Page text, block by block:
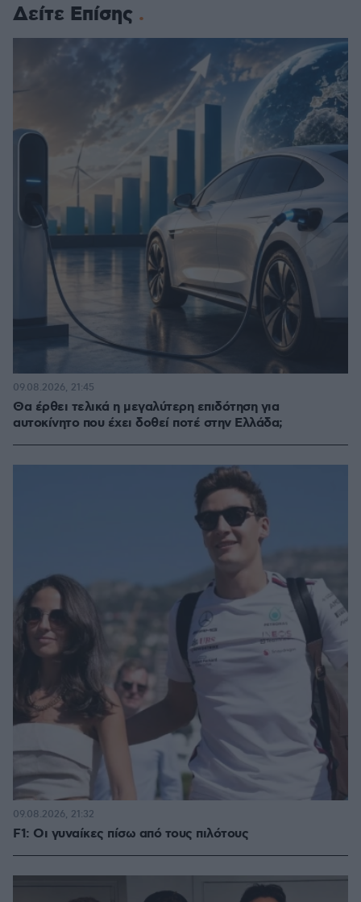
Δείτε Επίσης
Θα έρθει τελικά η μεγαλύτερη επιδότηση για
αυτοκίνητο που έχει δοθεί ποτέ στην Ελλάδα;
09.08.2026, 21:45
F1: Οι γυναίκες πίσω από τους πιλότους
09.08.2026, 21:32